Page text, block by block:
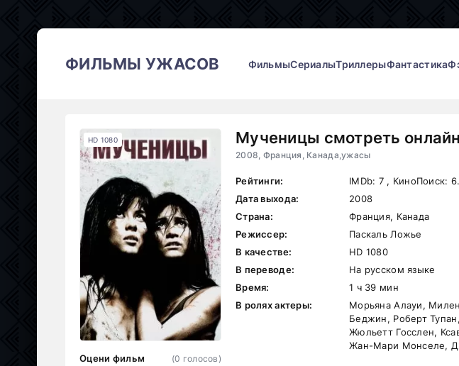
ФИЛЬМЫ УЖАСОВ ФильмыСериалыТриллерыФантастика
Мученицы смотреть онлайн
2008, Франция, Канада,ужасы
HD 1080
Оцени фильм
(0 голосов)
Рейтинги: IMDb: 7, КиноПоиск:
Дата выхода:
2008
Страна:
Франция, Канада
Режиссер:
Паскаль Ложье
В качестве:
HD 1080
В переводе:
На русском языке
Время:
1 ч 39 мин
В ролях актеры:
Морьяна Алауи,
Беджин, Роберт
Жюльетт Госслен,
Жан-Мари Монселе,